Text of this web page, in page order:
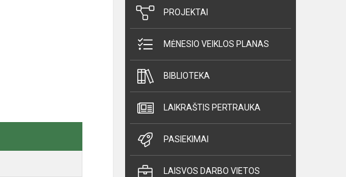
PROJEKTAI
MĖNESIO VEIKLOS PLANAS
BIBLIOTEKA
LAIKRAŠTIS PERTRAUKA
PASIEKIMAI
LAISVOS DARBO VIETOS